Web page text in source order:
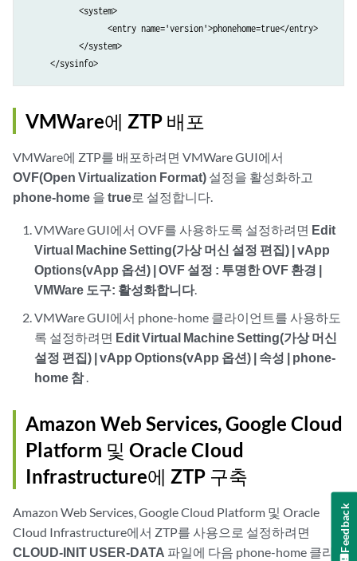
           <system>
                 <entry name='version'>phonehome=true</entry>
           </system>
VMWare에 ZTP 배포
VMWare에 ZTP를 배포하려면 VMWare GUI에서
OVF(Open Virtualization Format) 설정을 활성화하고
phone-home 을 true로 설정합니다.
VMWare GUI에서 OVF를 사용하도록 설정하려면 Edit
Virtual Machine Setting(가상 머신 설정 편집) | vApp
Options(vApp 옵션) | OVF 설정 : 투명한 OVF 환경 |
VMWare 도구: 활성화합니다.
VMWare GUI에서 phone-home 클라이언트를 사용하도
록 설정하려면 Edit Virtual Machine Setting(가상 머신
설정 편집) | vApp Options(vApp 옵션) | 속성 | phone-
home 참.
Amazon Web Services, Google Cloud
Platform 및 Oracle CIoud
Infrastructure에 ZTP 구축
Amazon Web Services, Google Cloud Platform 및 Oracle
CIoud Infrastructure에서 ZTP를 사용으로 설정하려면
CLOUD-INIT USER-DATA 파일에 다음 phone-home 클라
Feedback